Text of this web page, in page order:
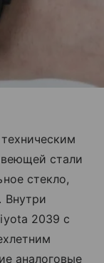
стали
стекло,
Внутри
2039 с
аналоговые